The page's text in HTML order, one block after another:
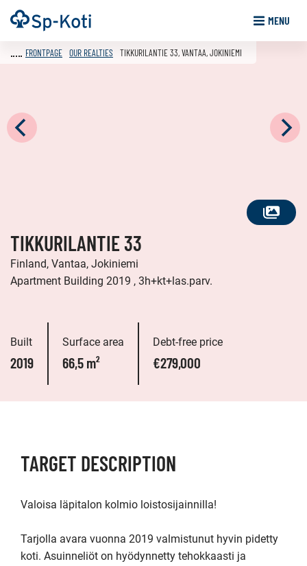
Go
to
Frontpage MENU
SEE
FRONTPAGE OUR REALTIES TIKKURILANTIE 33, VANTAA, JOKINIEMI
TIKKURILANTIE 33
Finland, Vantaa, Jokiniemi
Apartment Building 2019 , 3h+kt+las.parv.
Built
2019
Surface area
66,5 m²
Debt-free price
€279,000
TARGET DESCRIPTION
Valoisa läpitalon kolmio loistosijainnilla!
Tarjolla avara vuonna 2019 valmistunut hyvin pidetty
koti. Asuinneliöt on hyödynnetty tehokkaasti ja